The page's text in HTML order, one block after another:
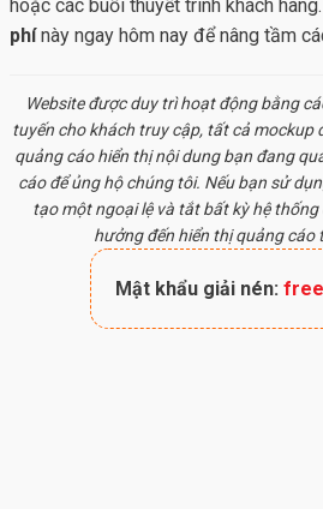
hoặc các buổi thuyết trình khách
phínày ngay hôm nay để nâng tầm
Website được duy trì hoạt động bằng
tuyến cho khách truy cập, tất cả mockup
quảng cáo hiển thị nội dung bạn đang
cáo để ủng hộ chúng tôi. Nếu bạn sử
tạo một ngoại lệ và tắt bất kỳ hệ
hưởng đến hiển thị quảng cáo
Mật khẩu giải nén: